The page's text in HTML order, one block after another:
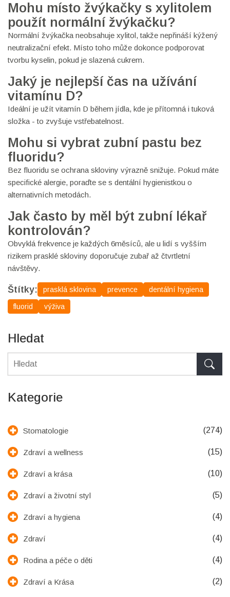
Mohu místo žvýkačky s xylitolem
použít normální žvýkačku?
Normální žvýkačka neobsahuje xylitol, takže nepřináší kýžený
neutralizační efekt. Místo toho může dokonce podporovat
tvorbu kyselin, pokud je slazená cukrem.
Jaký je nejlepší čas na užívání
vitamínu D?
Ideální je užít vitamín D během jídla, kde je přítomná i tuková
složka - to zvyšuje vstřebatelnost.
Mohu si vybrat zubní pastu bez
fluoridu?
Bez fluoridu se ochrana skloviny výrazně snižuje. Pokud máte
specifické alergie, poraďte se s dentální hygienistkou o
alternativních metodách.
Jak často by měl být zubní lékař
kontrolován?
Obvyklá frekvence je každých 6měsíců, ale u lidí s vyšším
rizikem prasklé skloviny doporučuje zubař až čtvrtletní
návštěvy.
Štítky: prasklá sklovina prevence dentální hygiena
fluorid výživa
Hledat
Kategorie
Stomatologie (274)
Zdraví a wellness (15)
Zdraví a krása (10)
Zdraví a životní styl (5)
Zdraví a hygiena (4)
Zdraví (4)
Rodina a péče o děti (4)
Zdraví a Krása (2)